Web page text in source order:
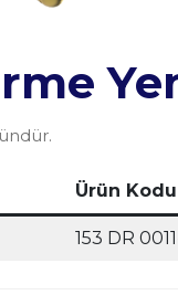
Ürün Kodu
153 DR